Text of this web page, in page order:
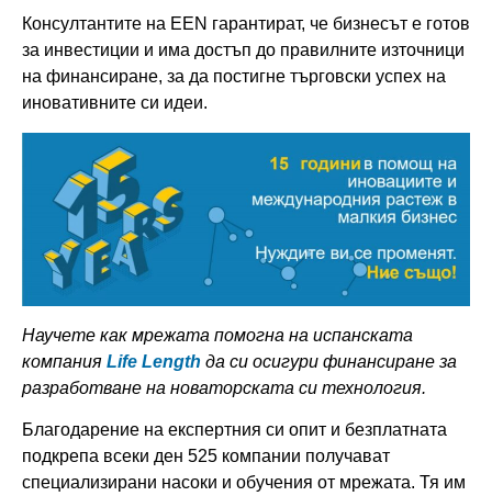
Консултантите на EEN гарантират, че бизнесът е готов
за инвестиции и има достъп до правилните източници
на финансиране, за да постигне търговски успех на
иновативните си идеи.
Научете как мрежата помогна на испанската
компания Life Length да си осигури финансиране за
разработване на новаторската си технология.
Благодарение на експертния си опит и безплатната
подкрепа всеки ден 525 компании получават
специализирани насоки и обучения от мрежата. Тя им